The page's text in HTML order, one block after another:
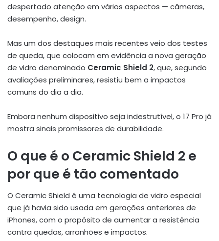
despertado atenção em vários aspectos — câmeras,
desempenho, design.
Mas um dos destaques mais recentes veio dos testes
de queda, que colocam em evidência a nova geração
de vidro denominado Ceramic Shield 2, que, segundo
avaliações preliminares, resistiu bem a impactos
comuns do dia a dia.
Embora nenhum dispositivo seja indestrutível, o 17 Pro já
mostra sinais promissores de durabilidade.
O que é o Ceramic Shield 2 e
por que é tão comentado
O Ceramic Shield é uma tecnologia de vidro especial
que já havia sido usada em gerações anteriores de
iPhones, com o propósito de aumentar a resistência
contra quedas, arranhões e impactos.